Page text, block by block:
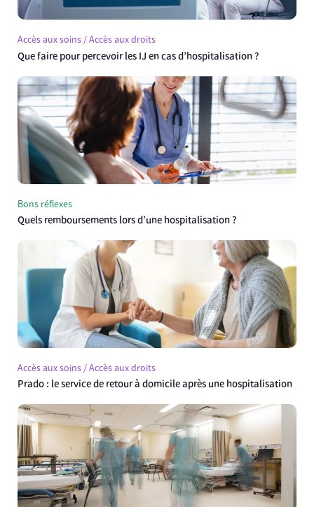
Accès aux soins / Accès aux droits
Que faire pour percevoir les IJ en cas d’hospitalisation ?
Bons réflexes
Quels remboursements lors d’une hospitalisation ?
Accès aux soins / Accès aux droits
Prado : le service de retour à domicile après une hospitalisation